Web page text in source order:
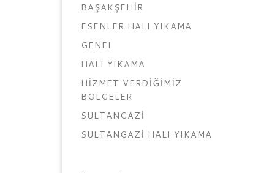
BAŞAKŞEHIR
ESENLER HALI YIKAMA
GENEL
HALI YIKAMA
HIZMET VERDIĞIMIZ
BÖLGELER
SULTANGAZI
SULTANGAZI HALI YIKAMA